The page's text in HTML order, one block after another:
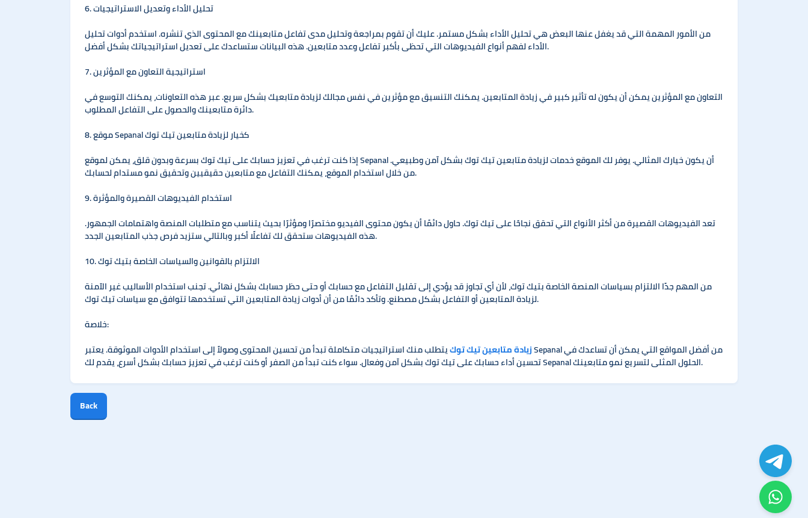
6. تحليل الأداء وتعديل الاستراتيجيات
من الأمور المهمة التي قد يغفل عنها البعض هي تحليل الأداء بشكل مستمر. عليك أن تقوم بمراجعة وتحليل مدى تفاعل متابعينك مع المحتوى الذي تنشره. استخدم أدوات تحليل
الأداء لفهم أنواع الفيديوهات التي تحظى بأكبر تفاعل وعدد متابعين. هذه البيانات ستساعدك على تعديل استراتيجياتك بشكل أفضل.
7. استراتيجية التعاون مع المؤثرين
التعاون مع المؤثرين يمكن أن يكون له تأثير كبير في زيادة المتابعين. يمكنك التنسيق مع مؤثرين في نفس مجالك لزيادة متابعيك بشكل سريع. عبر هذه التعاونات، يمكنك التوسع في
دائرة متابعينك والحصول على التفاعل المطلوب.
8. موقع Sepanal كخيار لزيادة متابعين تيك توك
إذا كنت ترغب في تعزيز حسابك على تيك توك بسرعة وبدون قلق، يمكن لموقع Sepanal أن يكون خيارك المثالي. يوفر لك الموقع خدمات لزيادة متابعين تيك توك بشكل آمن وطبيعي.
من خلال استخدام الموقع، يمكنك التفاعل مع متابعين حقيقيين وتحقيق نمو مستدام لحسابك.
9. استخدام الفيديوهات القصيرة والمؤثرة
تعد الفيديوهات القصيرة من أكثر الأنواع التي تحقق نجاحًا على تيك توك. حاول دائمًا أن يكون محتوى الفيديو مختصرًا ومؤثرًا بحيث يتناسب مع متطلبات المنصة واهتمامات الجمهور.
هذه الفيديوهات ستحقق لك تفاعلًا أكبر وبالتالي ستزيد فرص جذب المتابعين الجدد.
10. الالتزام بالقوانين والسياسات الخاصة بتيك توك
من المهم جدًا الالتزام بسياسات المنصة الخاصة بتيك توك، لأن أي تجاوز قد يؤدي إلى تقليل التفاعل مع حسابك أو حتى حظر حسابك بشكل نهائي. تجنب استخدام الأساليب غير الآمنة
لزيادة المتابعين أو التفاعل بشكل مصطنع. وتأكد دائمًا من أن أدوات زيادة المتابعين التي تستخدمها تتوافق مع سياسات تيك توك.
خلاصة:
زيادة متابعين تيك توكيتطلب منك استراتيجيات متكاملة تبدأ من تحسين المحتوى وصولاً إلى استخدام الأدوات الموثوقة. يعتبر Sepanal من أفضل المواقع التي يمكن أن تساعدك في
تحسين أداء حسابك على تيك توك بشكل آمن وفعال. سواء كنت تبدأ من الصفر أو كنت ترغب في تعزيز حسابك بشكل أسرع، يقدم لك Sepanal الحلول المثلى لتسريع نمو متابعينك.
Back